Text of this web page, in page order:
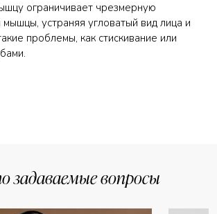
ограничивает чрезмерную
мышцы, устраняя угловатый вид лица и
проблемы, как стискивание или
задаваемые вопросы